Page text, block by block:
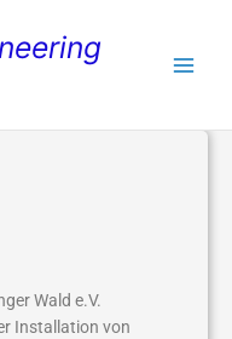
Wald e.V.
Installation von